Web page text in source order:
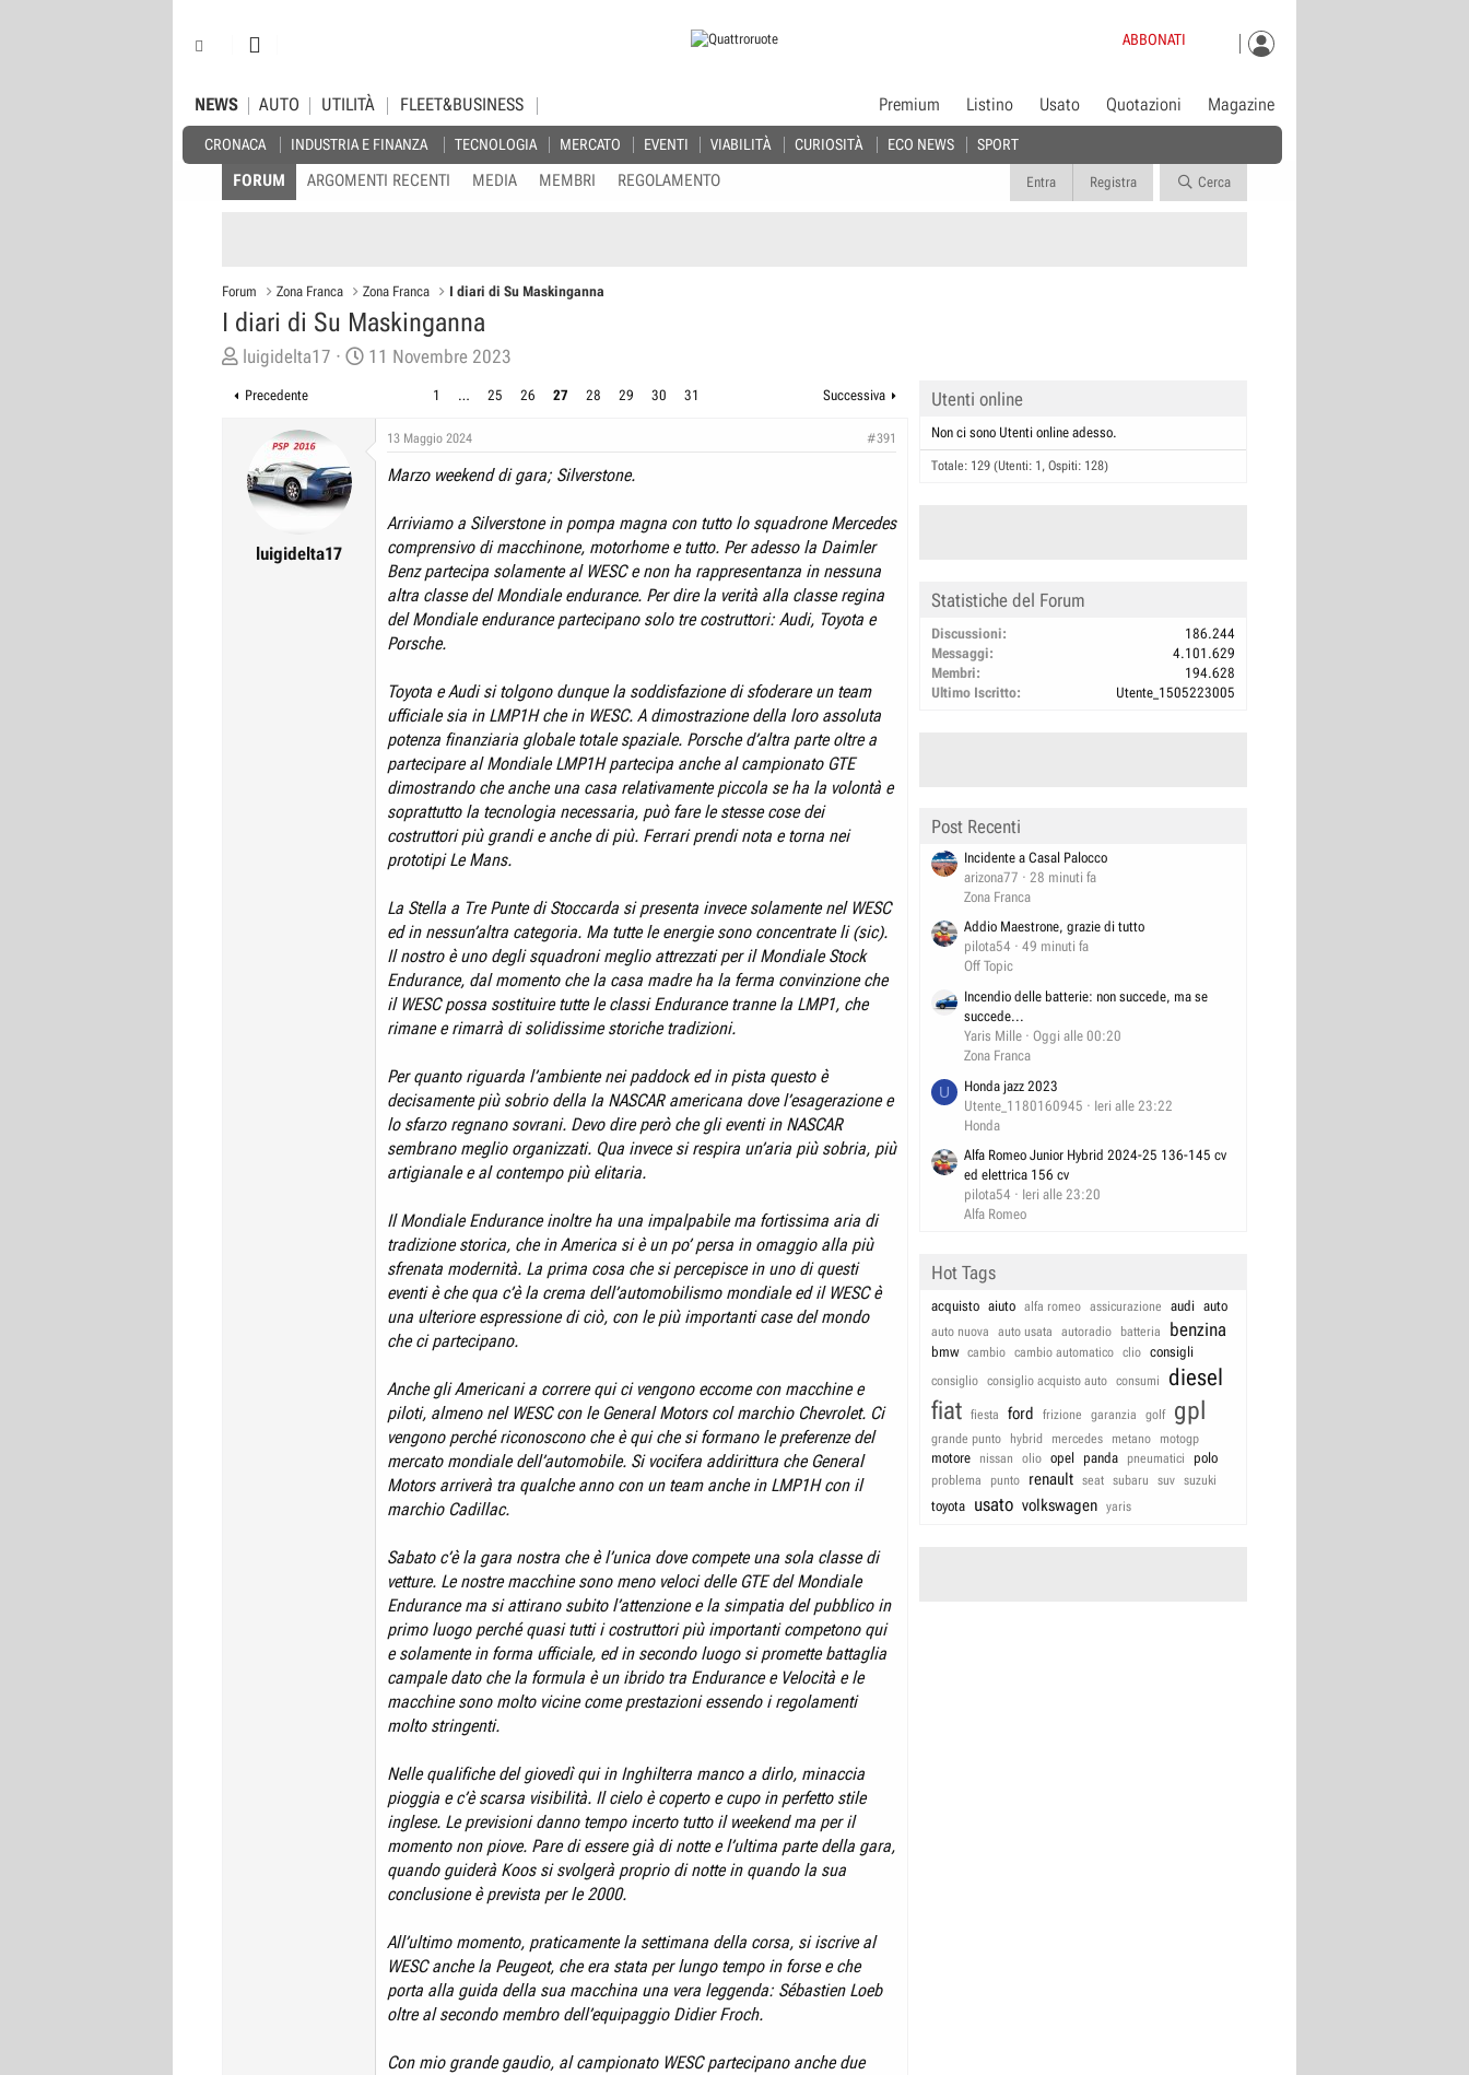
ABBONATI
NEWS
CRONACA INDUSTRIA E FINANZA TECNOLOGIA MERCATO EVENTI VIABILITÀ CURIOSITÀ ECO NEWS SPORT
AUTO UTILITÀ FLEET&BUSINESS Premium Listino Usato Quotazioni Magazine
FORUM ARGOMENTI RECENTI MEDIA MEMBRI REGOLAMENTO Entra Registra Cerca
Forum Zona Franca Zona Franca I diari di Su Maskinganna
I diari di Su Maskinganna
C
o
luigidelta17
D
d
11 Novembre 2023
Precedente 1 … 25 26 27 28 29 30 31 Successiva
luigidelta17
13 Maggio 2024 #391
Marzo weekend di gara; Silverstone.
Arriviamo a Silverstone in pompa magna con tutto lo squadrone Mercedes
comprensivo di macchinone, motorhome e tutto. Per adesso la Daimler
Benz partecipa solamente al WESC e non ha rappresentanza in nessuna
altra classe del Mondiale endurance. Per dire la verità alla classe regina
del Mondiale endurance partecipano solo tre costruttori: Audi, Toyota e
Porsche.
Toyota e Audi si tolgono dunque la soddisfazione di sfoderare un team
ufficiale sia in LMP1H che in WESC. A dimostrazione della loro assoluta
potenza finanziaria globale totale spaziale. Porsche d’altra parte oltre a
partecipare al Mondiale LMP1H partecipa anche al campionato GTE
dimostrando che anche una casa relativamente piccola se ha la volontà e
soprattutto la tecnologia necessaria, può fare le stesse cose dei
costruttori più grandi e anche di più. Ferrari prendi nota e torna nei
prototipi Le Mans.
La Stella a Tre Punte di Stoccarda si presenta invece solamente nel WESC
ed in nessun’altra categoria. Ma tutte le energie sono concentrate li (sic).
Il nostro è uno degli squadroni meglio attrezzati per il Mondiale Stock
Endurance, dal momento che la casa madre ha la ferma convinzione che
il WESC possa sostituire tutte le classi Endurance tranne la LMP1, che
rimane e rimarrà di solidissime storiche tradizioni.
Per quanto riguarda l’ambiente nei paddock ed in pista questo è
decisamente più sobrio della la NASCAR americana dove l’esagerazione e
lo sfarzo regnano sovrani. Devo dire però che gli eventi in NASCAR
sembrano meglio organizzati. Qua invece si respira un’aria più sobria, più
artigianale e al contempo più elitaria.
Il Mondiale Endurance inoltre ha una impalpabile ma fortissima aria di
tradizione storica, che in America si è un po’ persa in omaggio alla più
sfrenata modernità. La prima cosa che si percepisce in uno di questi
eventi è che qua c’è la crema dell’automobilismo mondiale ed il WESC è
una ulteriore espressione di ciò, con le più importanti case del mondo
che ci partecipano.
Anche gli Americani a correre qui ci vengono eccome con macchine e
piloti, almeno nel WESC con le General Motors col marchio Chevrolet. Ci
vengono perché riconoscono che è qui che si formano le preferenze del
mercato mondiale dell’automobile. Si vocifera addirittura che General
Motors arriverà tra qualche anno con un team anche in LMP1H con il
marchio Cadillac.
Sabato c’è la gara nostra che è l’unica dove compete una sola classe di
vetture. Le nostre macchine sono meno veloci delle GTE del Mondiale
Endurance ma si attirano subito l’attenzione e la simpatia del pubblico in
primo luogo perché quasi tutti i costruttori più importanti competono qui
e solamente in forma ufficiale, ed in secondo luogo si promette battaglia
campale dato che la formula è un ibrido tra Endurance e Velocità e le
macchine sono molto vicine come prestazioni essendo i regolamenti
molto stringenti.
Nelle qualifiche del giovedì qui in Inghilterra manco a dirlo, minaccia
pioggia e c’è scarsa visibilità. Il cielo è coperto e cupo in perfetto stile
inglese. Le previsioni danno tempo incerto tutto il weekend ma per il
momento non piove. Pare di essere già di notte e l’ultima parte della gara,
quando guiderà Koos si svolgerà proprio di notte in quando la sua
conclusione è prevista per le 2000.
All’ultimo momento, praticamente la settimana della corsa, si iscrive al
WESC anche la Peugeot, che era stata per lungo tempo in forse e che
porta alla guida della sua macchina una vera leggenda: Sébastien Loeb
oltre al secondo membro dell’equipaggio Didier Froch.
Con mio grande gaudio, al campionato WESC partecipano anche due
Utenti online
Non ci sono Utenti online adesso.
Totale: 129 (Utenti: 1, Ospiti: 128)
Statistiche del Forum
Discussioni
186.244
Messaggi
4.101.629
Membri
194.628
Ultimo Iscritto
Utente_1505223005
Post Recenti
Incidente a Casal Palocco
arizona77
28 minuti fa
Zona Franca
Addio Maestrone, grazie di tutto
pilota54
49 minuti fa
Off Topic
Incendio delle batterie: non succede, ma se
succede...
Yaris Mille
Oggi alle 00:20
Zona Franca
U
Honda jazz 2023
Utente_1180160945
Ieri alle 23:22
Honda
Alfa Romeo Junior Hybrid 2024-25 136-145 cv
ed elettrica 156 cv
pilota54
Ieri alle 23:20
Alfa Romeo
Hot Tags
acquisto aiuto alfa romeo assicurazione audi auto
auto nuova auto usata autoradio batteria benzina
bmw cambio cambio automatico clio consigli
consiglio consiglio acquisto auto consumi diesel
fiat fiesta ford frizione garanzia golf gpl
grande punto hybrid mercedes metano motogp
motore nissan olio opel panda pneumatici polo
problema punto renault seat subaru suv suzuki
toyota usato volkswagen yaris